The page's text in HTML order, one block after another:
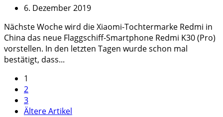
6. Dezember 2019
Nächste Woche wird die Xiaomi-Tochtermarke Redmi in
China das neue Flaggschiff-Smartphone Redmi K30 (Pro)
vorstellen. In den letzten Tagen wurde schon mal
bestätigt, dass...
Seitennummerierung
der
Beiträge
1
2
3
Ältere Artikel